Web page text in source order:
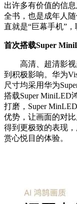
出许多有价值的信
全书，也是成年人
直就是“巨幕手机”，
首次搭载Super
高清、超清影视
到积极影响。华为
尺寸均采用华为
搭载Super MiniLED
打磨，Super
优势，让画面的对
得到更极致的表现
赏心悦目的体验。